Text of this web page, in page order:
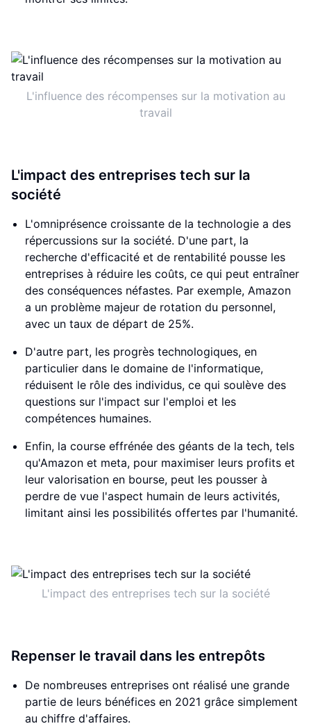
L'influence des récompenses sur la motivation au
travail
L'impact des entreprises tech sur la
société
L'omniprésence croissante de la technologie a des
répercussions sur la société. D'une part, la
recherche d'efficacité et de rentabilité pousse les
entreprises à réduire les coûts, ce qui peut entraîner
des conséquences néfastes. Par exemple, Amazon
a un problème majeur de rotation du personnel,
avec un taux de départ de 25%.
D'autre part, les progrès technologiques, en
particulier dans le domaine de l'informatique,
réduisent le rôle des individus, ce qui soulève des
questions sur l'impact sur l'emploi et les
compétences humaines.
Enfin, la course effrénée des géants de la tech, tels
qu'Amazon et meta, pour maximiser leurs profits et
leur valorisation en bourse, peut les pousser à
perdre de vue l'aspect humain de leurs activités,
limitant ainsi les possibilités offertes par l'humanité.
L'impact des entreprises tech sur la société
Repenser le travail dans les entrepôts
De nombreuses entreprises ont réalisé une grande
partie de leurs bénéfices en 2021 grâce simplement
au chiffre d'affaires.